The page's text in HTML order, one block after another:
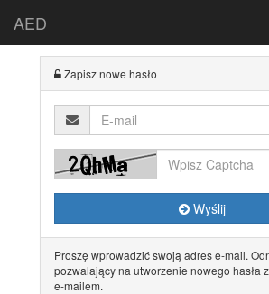
AED
Zapisz nowe hasło
E-
mail
Wyślij
Proszę wprowadzić swoją adres e-mail.
pozwalający na utworzenie nowego hasła
e-mailem.